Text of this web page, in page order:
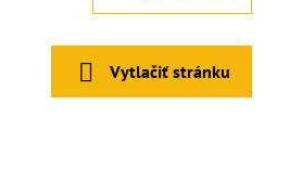
Vytlačiť stránku